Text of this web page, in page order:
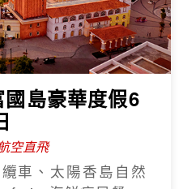
國島豪華度假6
空直飛
車、太陽香島自然